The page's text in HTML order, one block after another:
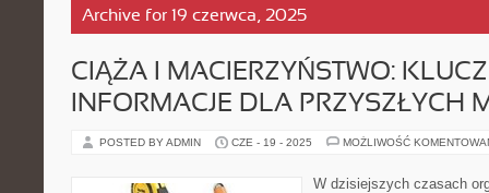
Archive for 19 czerwca, 2025
CIĄŻA I MACIERZYŃSTWO:
INFORMACJE DLA PRZYSZŁYCH
POSTED BY ADMIN CZE - 19 - 2025 MOŻLIWOŚĆ
W dzisiejszych czasach